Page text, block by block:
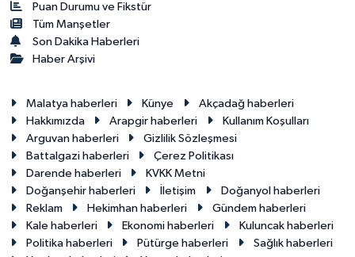
Puan Durumu ve Fikstür
Tüm Manşetler
Son Dakika Haberleri
Haber Arşivi
Malatya haberleri Künye
Akçadağ haberleri
Hakkımızda
Arapgir haberleri
Kullanım Koşulları
Arguvan haberleri
Gizlilik Sözleşmesi
Battalgazi haberleri
Çerez Politikası
Darende haberleri
KVKK Metni
Doğanşehir haberleri
İletişim
Doğanyol haberleri
Reklam
Hekimhan haberleri
Gündem haberleri
Kale haberleri
Ekonomi haberleri
Kuluncak haberleri
Politika haberleri
Pütürge haberleri
Sağlık haberleri